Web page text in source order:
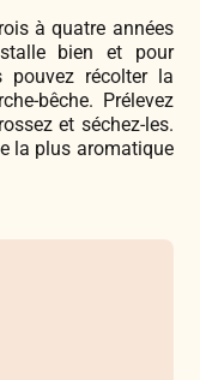
à quatre années
bien et pour
pouvez récolter la
bêche. Prélevez
et séchez-les.
la plus aromatique